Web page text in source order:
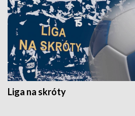
Liga na skróty